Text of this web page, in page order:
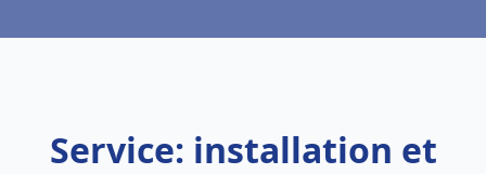
Service: installation et